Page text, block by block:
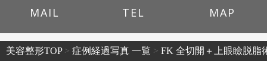
MAIL TEL MAP
美容整形TOP> 症例経過写真 一覧 > FK 全切開＋上眼瞼脱脂